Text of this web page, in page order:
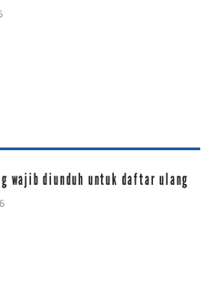
wajib diunduh untuk daftar ulang